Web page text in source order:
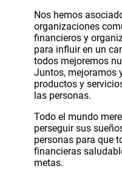
Nos hemos
organizaciones
financieros y
para influir en un
todos mejoremos
Juntos, mejoramos
productos y
las personas.
Todo el mundo
perseguir sus
personas para que
financieras
metas.